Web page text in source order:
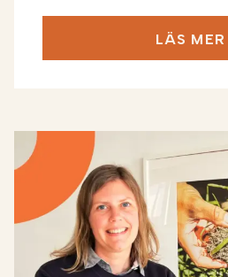
stadigt, och vi gör det
inom ramarna för din yrkesroll.
Var en pionjär. Gå med i det
Välkommen till Soilfood.
LÄS MER